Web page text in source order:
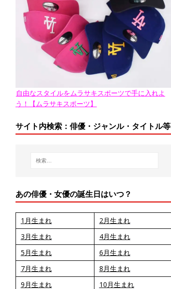
自由なスタイルをムラサキスポーツで手に入れよ
う！【ムラサキスポーツ】
サイト内検索：俳優・ジャンル・タイトル等
あの俳優・女優の誕生日はいつ？
1月生まれ
2月生まれ
3月生まれ
4月生まれ
5月生まれ
6月生まれ
7月生まれ
8月生まれ
9月生まれ
10月生まれ